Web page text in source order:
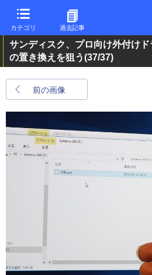
カテゴリ 過去記事
サンディスク、プロ向け外付け
の置き換えを狙う(37/37)
前の画像